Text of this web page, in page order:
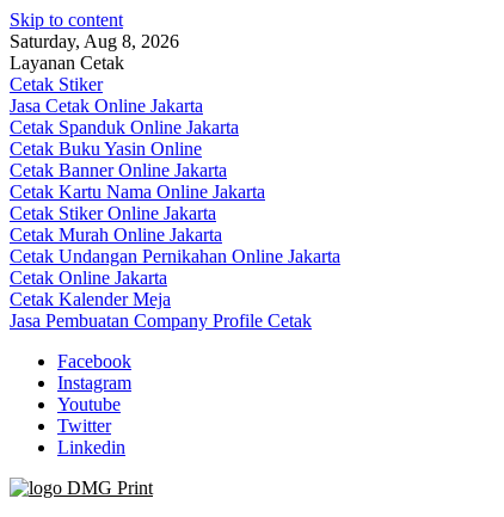
Skip to content
Saturday, Aug 8, 2026
Layanan Cetak
Cetak Stiker
Jasa Cetak Online Jakarta
Cetak Spanduk Online Jakarta
Cetak Buku Yasin Online
Cetak Banner Online Jakarta
Cetak Kartu Nama Online Jakarta
Cetak Stiker Online Jakarta
Cetak Murah Online Jakarta
Cetak Undangan Pernikahan Online Jakarta
Cetak Online Jakarta
Cetak Kalender Meja
Jasa Pembuatan Company Profile Cetak
Facebook
Instagram
Youtube
Twitter
Linkedin